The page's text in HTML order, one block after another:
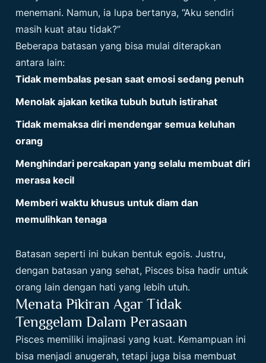
menemani. Namun, ia lupa bertanya, “Aku sendiri
masih kuat atau tidak?”
Beberapa batasan yang bisa mulai diterapkan
antara lain:
Tidak membalas pesan saat emosi sedang penuh
Menolak ajakan ketika tubuh butuh istirahat
Tidak memaksa diri mendengar semua keluhan
orang
Menghindari percakapan yang selalu membuat diri
merasa kecil
Memberi waktu khusus untuk diam dan
memulihkan tenaga
Batasan seperti ini bukan bentuk egois. Justru,
dengan batasan yang sehat, Pisces bisa hadir untuk
orang lain dengan hati yang lebih utuh.
Menata Pikiran Agar Tidak
Tenggelam Dalam Perasaan
Pisces memiliki imajinasi yang kuat. Kemampuan ini
bisa menjadi anugerah, tetapi juga bisa membuat